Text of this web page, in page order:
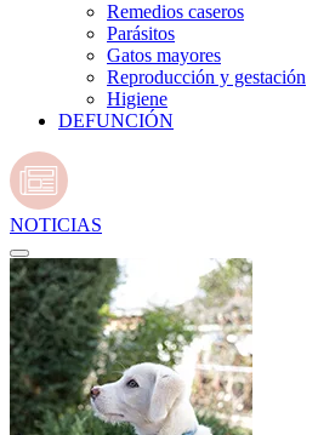
Remedios caseros
Parásitos
Gatos mayores
Reproducción y gestación
Higiene
DEFUNCIÓN
NOTICIAS